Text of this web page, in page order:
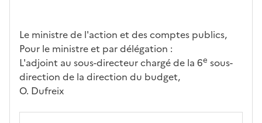
Le ministre de l'action et des comptes publics,
Pour le ministre et par délégation :
L'adjoint au sous-directeur chargé de la 6e sous-
direction de la direction du budget,
O. Dufreix